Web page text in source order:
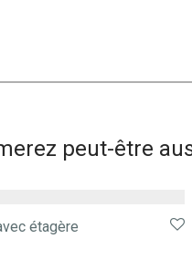
peut-être
étagère